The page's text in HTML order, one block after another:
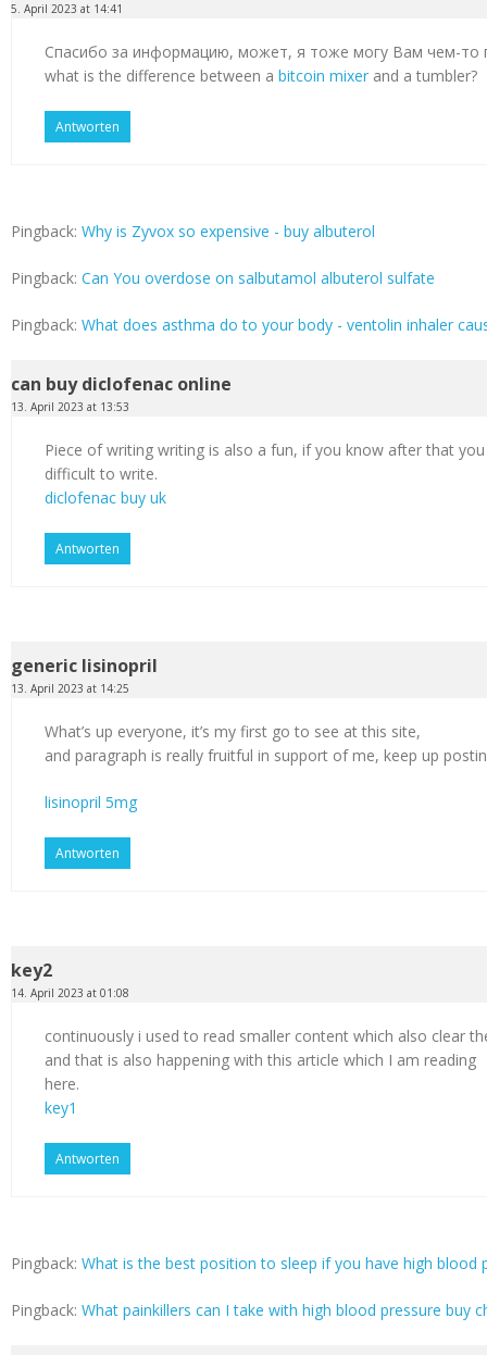
5. April 2023 at 14:41
Спасибо за информацию, может, я тоже могу Вам чем-то
what is the difference between a bitcoin mixer and a tumbler?
Antworten
Pingback: Why is Zyvox so expensive - buy albuterol
Pingback: Can You overdose on salbutamol albuterol sulfate
Pingback: What does asthma do to your body - ventolin inhaler
can buy diclofenac online
13. April 2023 at 13:53
Piece of writing writing is also a fun, if you know after that
difficult to write.
diclofenac buy uk
Antworten
generic lisinopril
13. April 2023 at 14:25
What’s up everyone, it’s my first go to see at this site,
and paragraph is really fruitful in support of me, keep up
lisinopril 5mg
Antworten
key2
14. April 2023 at 01:08
continuously i used to read smaller content which also clear
and that is also happening with this article which I am reading
here.
key1
Antworten
Pingback: What is the best position to sleep if you have high blood
Pingback: What painkillers can I take with high blood pressure buy